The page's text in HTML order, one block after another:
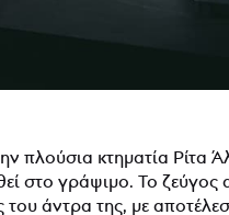
πλούσια κτηματία Ρίτα
στο γράψιμο. Το ζεύγος
του άντρα της, με